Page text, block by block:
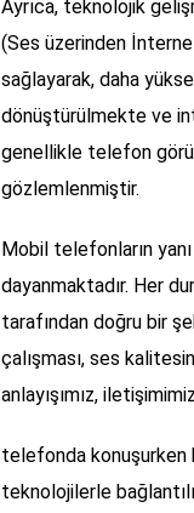
Ayrıca, teknolojik
(Ses üzerinden
sağlayarak, daha
dönüştürülmekte ve
genellikle telefon
gözlemlenmiştir.
Mobil telefonların
dayanmaktadır. Her
tarafından doğru bir
çalışması, ses
anlayışımız,
telefonda konuşurken
teknolojilerle